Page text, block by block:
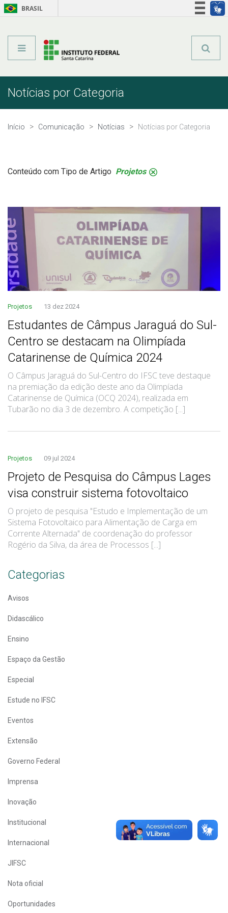
BRASIL
Notícias por Categoria
Início Comunicação Notícias Notícias por Categoria
Conteúdo com Tipo de Artigo Projetos .
Projetos 13 dez 2024
Estudantes de Câmpus Jaraguá do Sul-
Centro se destacam na Olimpíada
Catarinense de Química 2024
O Câmpus Jaraguá do Sul-Centro do IFSC teve destaque
na premiação da edição deste ano da Olimpíada
Catarinense de Química (OCQ 2024), realizada em
Tubarão no dia 3 de dezembro. A competição [...]
Projetos 09 jul 2024
Projeto de Pesquisa do Câmpus Lages
visa construir sistema fotovoltaico
O projeto de pesquisa "Estudo e Implementação de um
Sistema Fotovoltaico para Alimentação de Carga em
Corrente Alternada" de coordenação do professor
Rogério da Silva, da área de Processos [...]
Categorias
Avisos
Didascálico
Ensino
Espaço da Gestão
Especial
Estude no IFSC
Eventos
Extensão
Governo Federal
Imprensa
Inovação
Institucional
Internacional
JIFSC
Nota oficial
Oportunidades